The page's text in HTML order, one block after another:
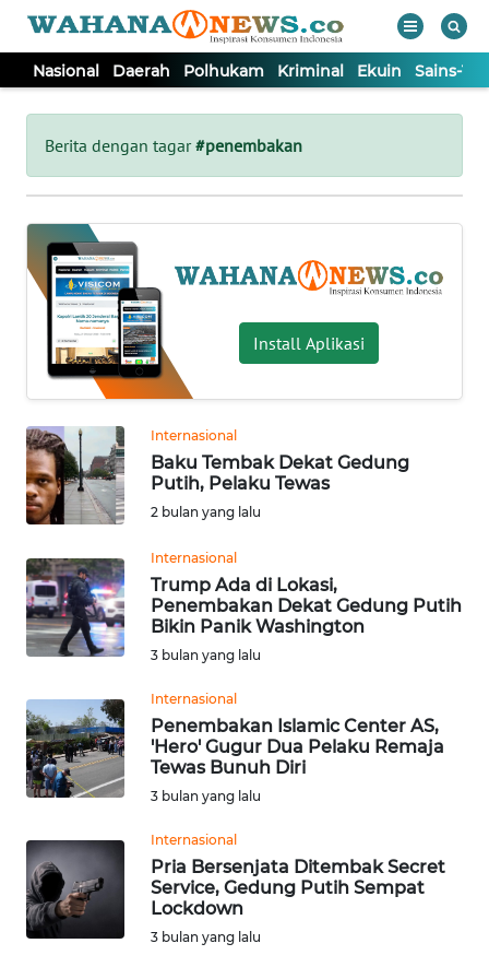
Nasional Daerah Polhukam Kriminal Ekuin Sains-
Berita dengan tagar#penembakan
Install Aplikasi
Internasional
Baku Tembak Dekat Gedung
Putih, Pelaku Tewas
2 bulan yang lalu
Internasional
Trump Ada di Lokasi,
Penembakan Dekat Gedung Putih
Bikin Panik Washington
3 bulan yang lalu
Internasional
Penembakan Islamic Center AS,
'Hero' Gugur Dua Pelaku Remaja
Tewas Bunuh Diri
3 bulan yang lalu
Internasional
Pria Bersenjata Ditembak Secret
Service, Gedung Putih Sempat
Lockdown
3 bulan yang lalu
Tutup
NASIONAL
DAERAH
POLHUKAM
KRIMINAL
EKUIN
SAINS-TEKNO
KESEHATAN
INTERNASIONAL
PENDIDIKAN
OPINI
EDITORIAL